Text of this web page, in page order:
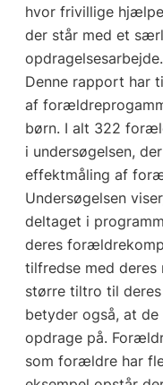
hvor frivillige
der står med et
opdragelsesarbejde.
Denne rapport har
af
børn. I alt 322
i undersøgelsen,
effektmåling af
Undersøgelsen
deltaget i
deres
tilfredse med
større tiltro til
betyder også, at
opdrage på.
som forældre har